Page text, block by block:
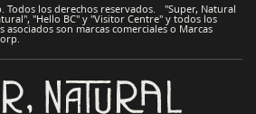
Todos los derechos reservados. "Super, Natural
"Hello BC" y "Visitor Centre" y todos los
son marcas comerciales o Marcas